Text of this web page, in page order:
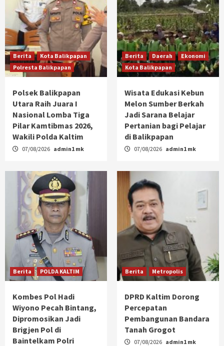
Berita
Kota Balikpapan
Polresta Balikpapan
Polsek Balikpapan
Utara Raih Juara I
Nasional Lomba Tiga
Pilar Kamtibmas 2026,
Wakili Polda Kaltim
07/08/2026 admin1 mk
Berita Daerah
Ekonomi
Kota Balikpapan
Wisata Edukasi Kebun
Melon Sumber Berkah
Jadi Sarana Belajar
Pertanian bagi Pelajar
di Balikpapan
07/08/2026 admin1 mk
Berita POLDA KALTIM
Kombes Pol Hadi
Wiyono Pecah Bintang,
Dipromosikan Jadi
Brigjen Pol di
Baintelkam Polri
Berita Metropolis
DPRD Kaltim Dorong
Percepatan
Pembangunan Bandara
Tanah Grogot
07/08/2026 admin1 mk